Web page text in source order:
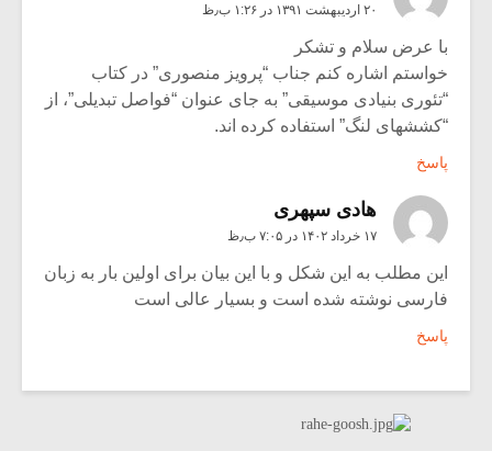
۲۰ اردیبهشت ۱۳۹۱ در ۱:۲۶ ب٫ظ
با عرض سلام و تشکر
خواستم اشاره کنم جناب “پرویز منصوری” در کتاب
“تئوری بنیادی موسیقی” به جای عنوان “فواصل تبدیلی”، از
“کششهای لنگ” استفاده کرده اند.
هادی سپهری
۱۷ خرداد ۱۴۰۲ در ۷:۰۵ ب٫ظ
این مطلب به این شکل و با این بیان برای اولین بار به زبان
فارسی نوشته شده است و بسیار عالی است